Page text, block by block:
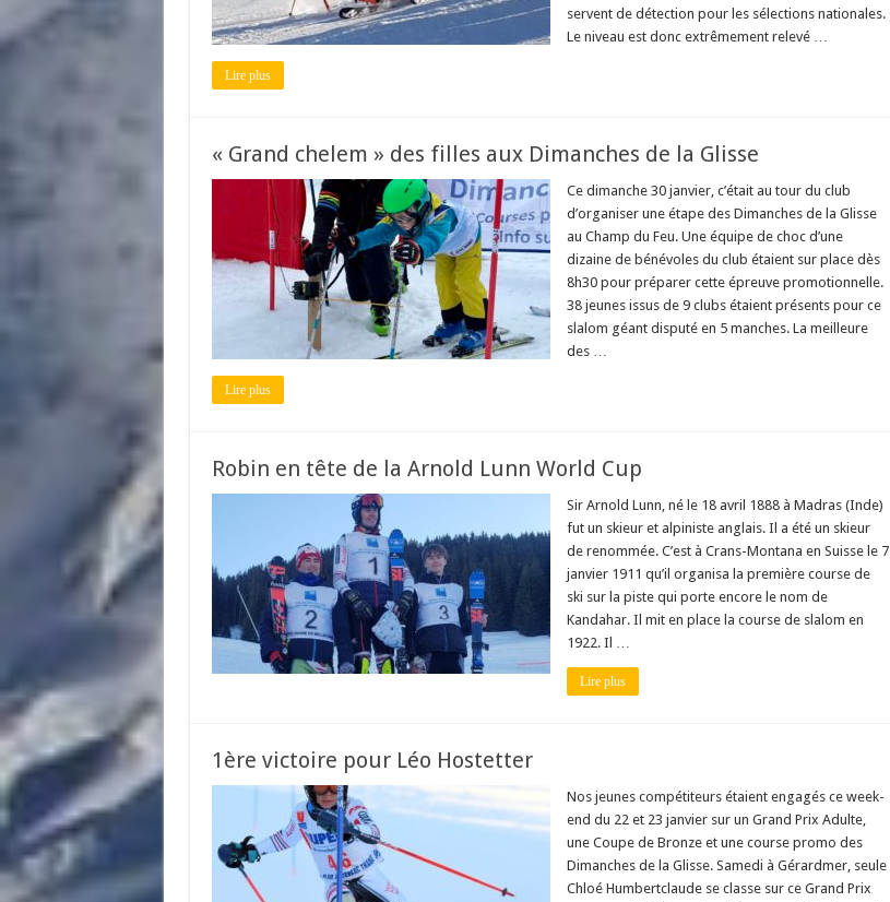
servent de détection pour les sélections nationales.
Le niveau est donc extrêmement relevé …
Lire plus
« Grand chelem » des filles aux Dimanches de la Glisse
Ce dimanche 30 janvier, c’était au tour du club
d’organiser une étape des Dimanches de la Glisse
au Champ du Feu. Une équipe de choc d’une
dizaine de bénévoles du club étaient sur place dès
8h30 pour préparer cette épreuve promotionnelle.
38 jeunes issus de 9 clubs étaient présents pour ce
slalom géant disputé en 5 manches. La meilleure
des …
Lire plus
Robin en tête de la Arnold Lunn World Cup
Sir Arnold Lunn, né le 18 avril 1888 à Madras (Inde)
fut un skieur et alpiniste anglais. Il a été un skieur
de renommée. C’est à Crans-Montana en Suisse le 7
janvier 1911 qu’il organisa la première course de
ski sur la piste qui porte encore le nom de
Kandahar. Il mit en place la course de slalom en
1922. Il …
Lire plus
1ère victoire pour Léo Hostetter
Nos jeunes compétiteurs étaient engagés ce week-
end du 22 et 23 janvier sur un Grand Prix Adulte,
une Coupe de Bronze et une course promo des
Dimanches de la Glisse. Samedi à Gérardmer, seule
Chloé Humbertclaude se classe sur ce Grand Prix